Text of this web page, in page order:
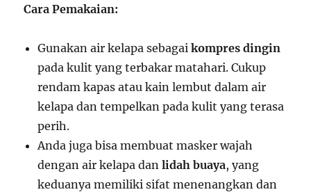
Cara Pemakaian:
Gunakan air kelapa sebagaikompres dingin
pada kulit yang terbakar matahari. Cukup
rendam kapas atau kain lembut dalam air
kelapa dan tempelkan pada kulit yang terasa
perih.
Anda juga bisa membuat masker wajah
dengan air kelapa danlidah buaya, yang
keduanya memiliki sifat menenangkan dan